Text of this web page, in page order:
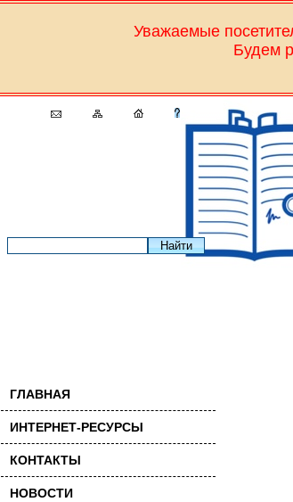
Уважаемые
Будем
ГЛАВНАЯ
ИНТЕРНЕТ-РЕСУРСЫ
КОНТАКТЫ
НОВОСТИ